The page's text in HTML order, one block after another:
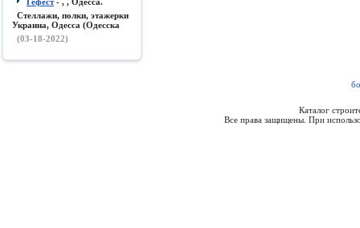
Стеллажи, полки, этажерки
Украина, Одесса (Одесска
(03-18-2022)
Каталог
Все права защищены. При